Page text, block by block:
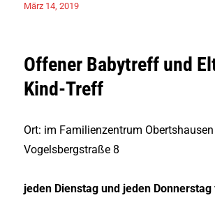
Veröffentlicht
März 14, 2019
Offener Babytreff und
Kind-Treff
Ort: im Familienzentrum
Vogelsbergstraße 8
jeden Dienstag und jeden